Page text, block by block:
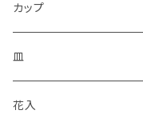
カップ
皿
花入